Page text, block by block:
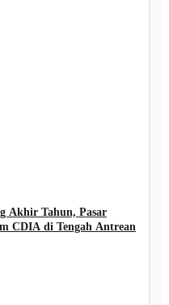
Akhir Tahun, Pasar
CDIA di Tengah Antrean